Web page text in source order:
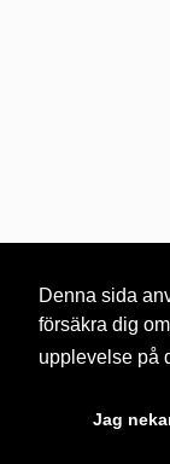
Denna sida
försäkra dig
upplevelse på
Jag